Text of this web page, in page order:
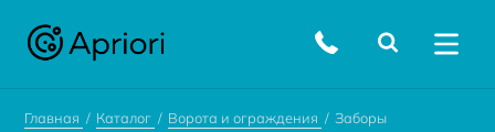
Главная Каталог Ворота и ограждения Заборы